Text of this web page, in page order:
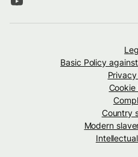
Basic Policy
Cookie
Country
Modern